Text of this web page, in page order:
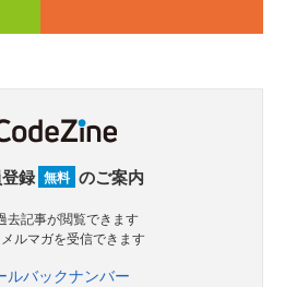
録 無料 のご案内
去記事が閲覧できます
メルマガを受信できます
ルバックナンバー